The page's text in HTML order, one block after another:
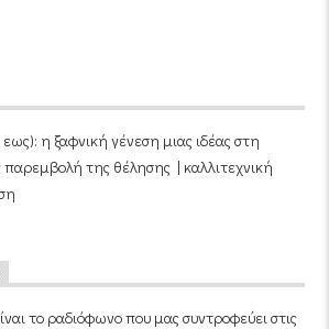
η ξαφνική γένεση μιας ιδέας στη
παρεμβολή της θέλησης | καλλιτεχνική
το ραδιόφωνο που μας συντροφεύει στις